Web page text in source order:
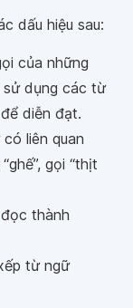
dấu hiệu sau:
của những
sử dụng các từ
diễn đạt.
liên quan
gọi “thịt
thành
từ ngữ